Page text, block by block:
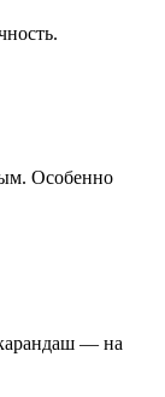
Особенно
— на